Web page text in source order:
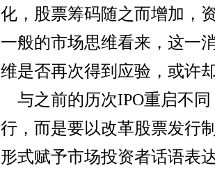
化，股票筹码随之而增加，
一般的市场思维看来，这一
维是否再次得到应验，或许
与之前的历次IPO重启不
行，而是要以改革股票发行
形式赋予市场投资者话语表